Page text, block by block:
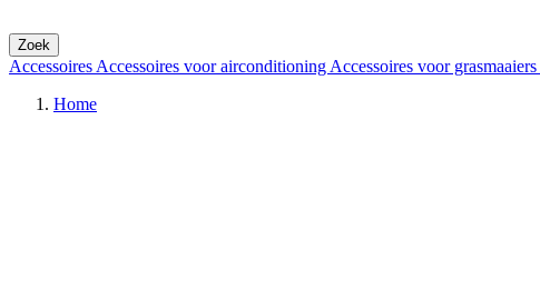
Zoek
Accessoires Accessoires voor airconditioning Accessoires voor grasmaaiers
Home